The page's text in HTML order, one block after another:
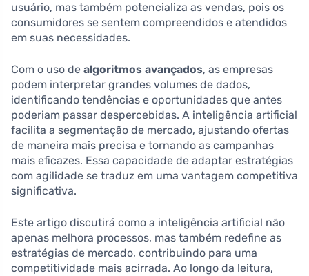
usuário, mas também potencializa as vendas, pois os
consumidores se sentem compreendidos e atendidos
em suas necessidades.
Com o uso de algoritmos avançados, as empresas
podem interpretar grandes volumes de dados,
identificando tendências e oportunidades que antes
poderiam passar despercebidas. A inteligência artificial
facilita a segmentação de mercado, ajustando ofertas
de maneira mais precisa e tornando as campanhas
mais eficazes. Essa capacidade de adaptar estratégias
com agilidade se traduz em uma vantagem competitiva
significativa.
Este artigo discutirá como a inteligência artificial não
apenas melhora processos, mas também redefine as
estratégias de mercado, contribuindo para uma
competitividade mais acirrada. Ao longo da leitura,